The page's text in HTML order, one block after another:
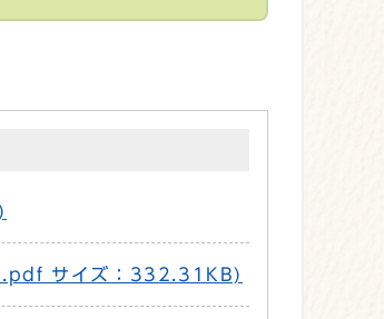
サイズ：332.31KB)